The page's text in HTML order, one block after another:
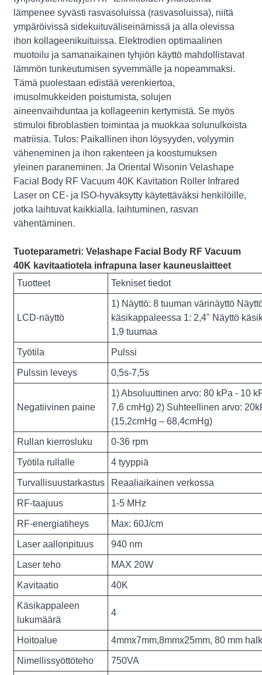
lämpenee syvästi rasvasoluissa (rasvasoluissa), niitä
ympäröivissä sidekuituväliseinämissä ja alla olevissa
ihon kollageenikuituissa. Elektrodien optimaalinen
muotoilu ja samanaikainen tyhjiön käyttö mahdollistavat
lämmön tunkeutumisen syvemmälle ja nopeammaksi.
Tämä puolestaan ​​edistää verenkiertoa,
imusolmukkeiden poistumista, solujen
aineenvaihduntaa ja kollageenin kertymistä. Se myös
stimuloi fibroblastien toimintaa ja muokkaa solunulkoista
matriisia. Tulos: Paikallinen ihon löysyyden, volyymin
väheneminen ja ihon rakenteen ja koostumuksen
yleinen paraneminen. Ja Oriental Wisonin Velashape
Facial Body RF Vacuum 40K Kavitation Roller Infrared
Laser on CE- ja ISO-hyväksytty käytettäväksi henkilöille,
jotka laihtuvat kaikkialla. laihtuminen, rasvan
vähentäminen.
Tuoteparametri: Velashape Facial Body RF Vacuum
40K kavitaatiotela infrapuna laser kauneuslaitteet
Tuotteet
Tekniset tiedot
LCD-näyttö
1) Näyttö: 8 tuuman värinäyttö
käsikappaleessa 1: 2,4" Näyttö
1,9 tuumaa
Työtila Pulssi
Pulssin leveys 0,5s-7,5s
Negatiivinen paine
1) Absoluuttinen arvo: 80 kPa - 10
7,6 cmHg) 2) Suhteellinen arvo:
(15,2cmHg – 68,4cmHg)
Rullan kierrosluku 0-36 rpm
Työtila rullalle 4 tyyppiä
Turvallisuustarkastus Reaaliaikainen verkossa
RF-taajuus 1-5 MHz
RF-energiatiheys Max: 60J/cm
Laser aallonpituus 940 nm
Laser teho MAX 20W
Kavitaatio 40K
Käsikappaleen
lukumäärä
4
Hoitoalue 4mmx7mm,8mmx25mm, 80 mm
Nimellissyöttöteho 750VA